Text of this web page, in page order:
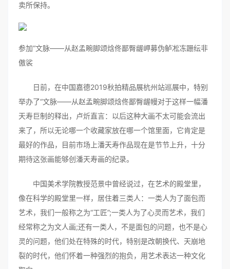
卖所保持。
参加“文脉——从赵孟畹脚颂焓佟鄙臀龌岬募伪鲈凇冻跚纭非
傲裟
日前，在中国嘉德2019秋拍精品展杭州站巡展中，特别
举办了“文脉——从赵孟畹脚颂焓佟鄙臀龌幔对于这样一幅潘
天寿巨制的释出，卢炘直言：以后这种大画不太可能会流出
来了，所以无论哪一个收藏家放在哪一个馆里面，它肯定是
最好的作品，目前市场上潘天寿作品现在是节节上升，十分
期待这张画能够创潘天寿画的纪录。
中国美术学院教授范景中曾经说过，在艺术的殿堂里，
像在科学的殿堂里一样，居住着三类人：一类人为了面包而
艺术，我们一般称之为“工匠”;一类人为了心灵而艺术，我们
经常称之为文人画;还有一类人，不是面包的问题，也不是心
灵的问题，他们处在特殊的时代，特别是改朝换代、天崩地
裂的时代，他们怀着一种强烈的抱负，用艺术表达一种文化